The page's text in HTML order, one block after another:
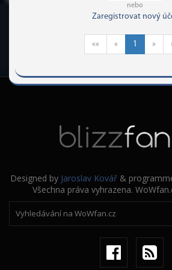
chtěj dělat. Momentálně nejsou schoní
Solo vs multi content, obtížnosti raidů,
neumí hru vybalancovat v rámci "nový"
nebo
Zaregistrovat nový
«« « 1 »
Designed by Jaroslav Kovář &
Všechna práva vyhrazena.